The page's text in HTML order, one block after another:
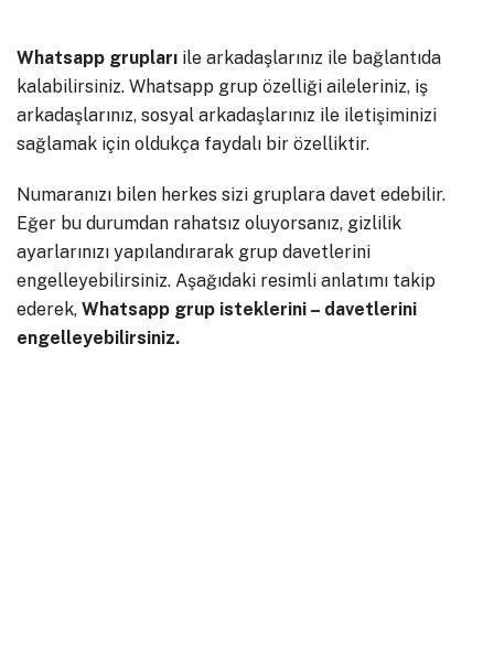
Whatsapp grupları ile arkadaşlarınız ile bağlantıda
kalabilirsiniz. Whatsapp grup özelliği aileleriniz, iş
arkadaşlarınız, sosyal arkadaşlarınız ile iletişiminizi
sağlamak için oldukça faydalı bir özelliktir.
Numaranızı bilen herkes sizi gruplara davet edebilir.
Eğer bu durumdan rahatsız oluyorsanız, gizlilik
ayarlarınızı yapılandırarak grup davetlerini
engelleyebilirsiniz. Aşağıdaki resimli anlatımı takip
ederek, Whatsapp grup isteklerini – davetlerini
engelleyebilirsiniz.